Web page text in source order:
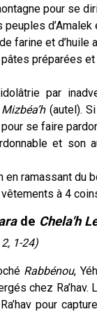
pour se
d’Amalek
farine et
préparées et
par
Mizbéa’h(autel).
se faire
et son
en ramassant du
à 4
de Chela'h
1-24)
Rabbénou,
chez Ra’hav.
pour